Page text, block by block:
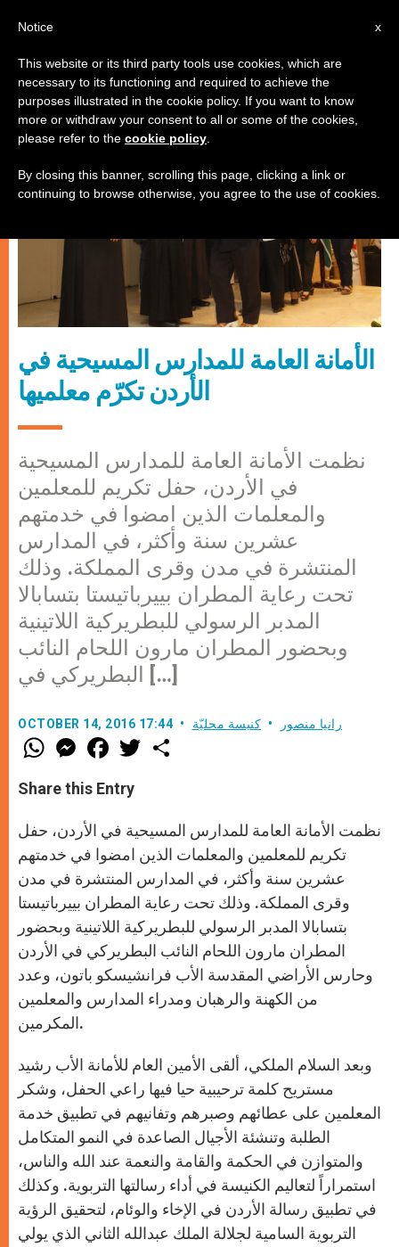
كنيسة محليّة
الأمانة العامة للمدارس المسيحية في
الأردن تكرّم معلميها
نظمت الأمانة العامة للمدارس المسيحية
في الأردن، حفل تكريم للمعلمين
والمعلمات الذين امضوا في خدمتهم
عشرين سنة وأكثر، في المدارس
المنتشرة في مدن وقرى المملكة. وذلك
تحت رعاية المطران بييرباتيستا بتسابالا
المدبر الرسولي للبطريركية اللاتينية
وبحضور المطران مارون اللحام النائب
البطريركي في […]
OCTOBER 14, 2016 17:44 رانيا منصور كنيسة محليّة
W
h
t
s
p
M
e
s
e
g
e
r
F
a
e
b
o
k
w
r
Share this Entry
نظمت الأمانة العامة للمدارس المسيحية في الأردن، حفل
تكريم للمعلمين والمعلمات الذين امضوا في خدمتهم
عشرين سنة وأكثر، في المدارس المنتشرة في مدن
وقرى المملكة. وذلك تحت رعاية المطران بييرباتيستا
بتسابالا المدبر الرسولي للبطريركية اللاتينية وبحضور
المطران مارون اللحام النائب البطريركي في الأردن
وحارس الأراضي المقدسة الأب فرانشيسكو باتون، وعدد
من الكهنة والرهبان ومدراء المدارس والمعلمين
المكرمين.
وبعد السلام الملكي، ألقى الأمين العام للأمانة الأب رشيد
مستريح كلمة ترحيبية حيا فيها راعي الحفل، وشكر
المعلمين على عطائهم وصبرهم وتفانيهم في تطبيق خدمة
الطلبة وتنشئة الأجيال الصاعدة في النمو المتكامل
والمتوازن في الحكمة والقامة والنعمة عند الله والناس،
استمراراً لتعاليم الكنيسة في أداء رسالتها التربوية. وكذلك
في تطبيق رسالة الأردن في الإخاء والوئام، لتحقيق الرؤية
التربوية السامية لجلالة الملك عبدالله الثاني الذي يولي
x
Notice
This website or its third party tools use cookies, which are
necessary to its functioning and required to achieve the
purposes illustrated in the cookie policy. If you want to know
more or withdraw your consent to all or some of the cookies,
please refer to the cookie policy
By closing this banner, scrolling this page, clicking a link or
continuing to browse otherwise, you agree to the use of cookies.